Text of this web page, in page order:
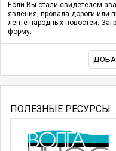
Если Вы стали свидетелем
явления, провала дороги или
ленте народных новостей.
форму.
ПОЛЕЗНЫЕ РЕСУРСЫ